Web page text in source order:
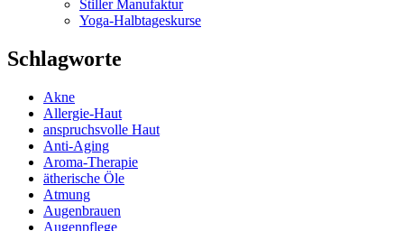
Stiller Manufaktur
Yoga-Halbtageskurse
Schlagworte
Akne
Allergie-Haut
anspruchsvolle Haut
Anti-Aging
Aroma-Therapie
ätherische Öle
Atmung
Augenbrauen
Augenpflege